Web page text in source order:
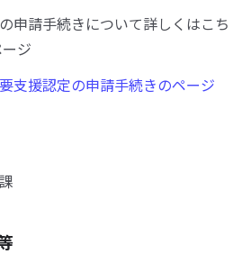
申請手続きについて詳しくはこち
ジ
支援認定の申請手続きのページ